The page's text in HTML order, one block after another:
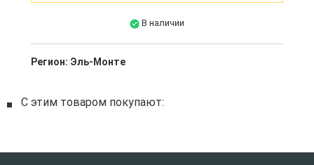
В наличии
Регион: Эль-Монте
С этим товаром покупают: